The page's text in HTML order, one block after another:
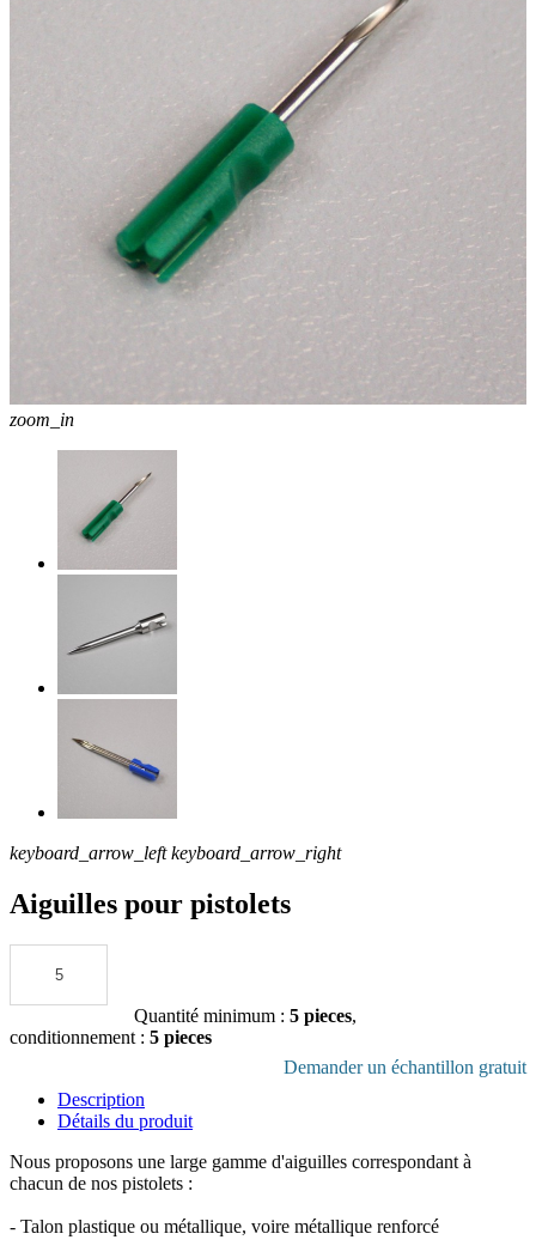
zoom_in
keyboard_arrow_left keyboard_arrow_right
Aiguilles pour pistolets
Quantité minimum : 5 pieces,
conditionnement : 5 pieces
Demander un échantillon gratuit
Description
Détails du produit
Nous proposons une large gamme d'aiguilles correspondant à
chacun de nos pistolets :
- Talon plastique ou métallique, voire métallique renforcé